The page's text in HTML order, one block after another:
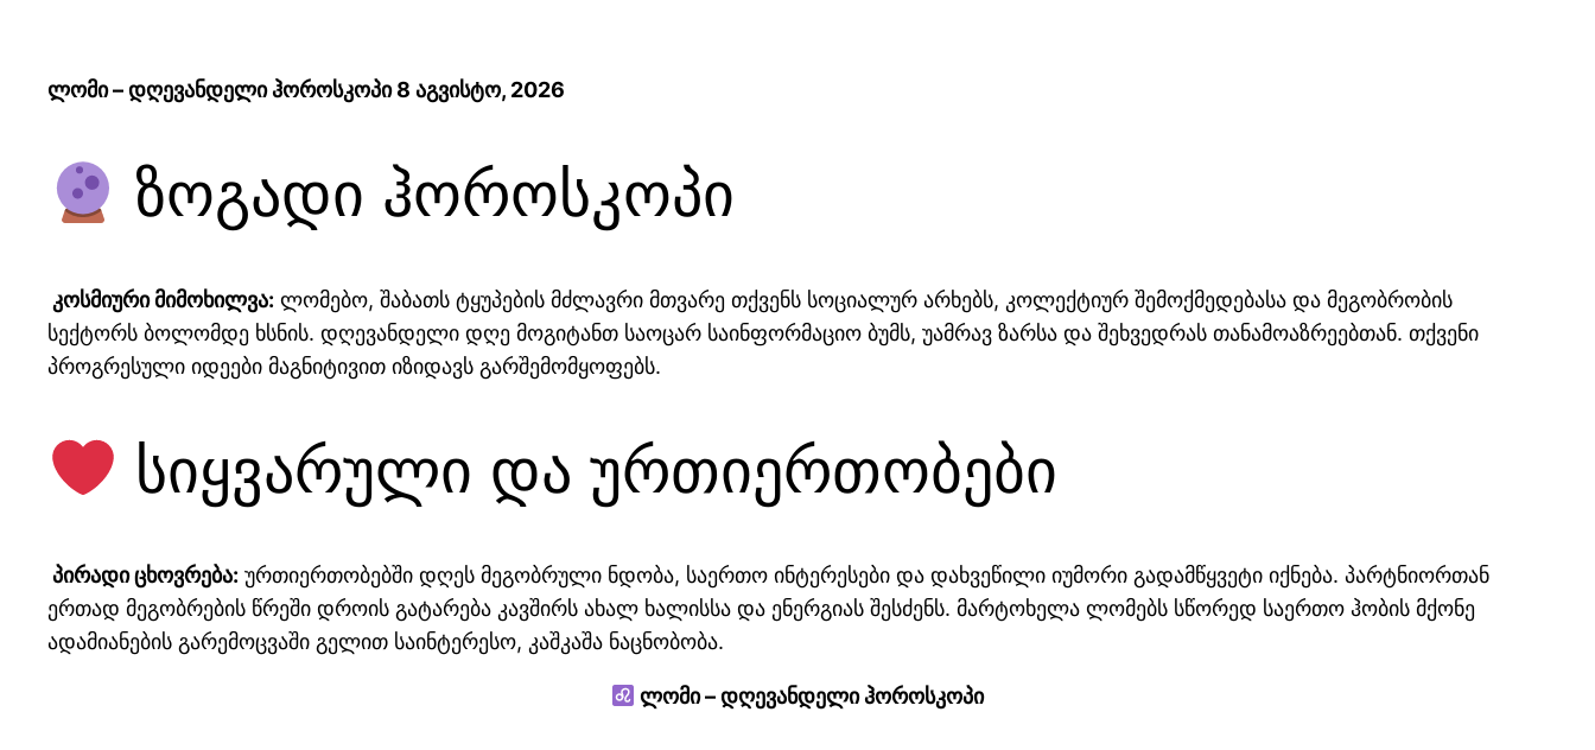
ლომი – დღევანდელი ჰოროსკოპი 8 აგვისტო, 2026
ზოგადი ჰოროსკოპი
კოსმიური მიმოხილვა: ლომებო, შაბათს ტყუპების მძლავრი მთვარე თქვენს სოციალურ არხებს, კოლექტიურ შემოქმედებასა და მეგობრობის
სექტორს ბოლომდე ხსნის. დღევანდელი დღე მოგიტანთ საოცარ საინფორმაციო ბუმს, უამრავ ზარსა და შეხვედრას თანამოაზრეებთან. თქვენი
პროგრესული იდეები მაგნიტივით იზიდავს გარშემომყოფებს.
სიყვარული და ურთიერთობები
პირადი ცხოვრება: ურთიერთობებში დღეს მეგობრული ნდობა, საერთო ინტერესები და დახვეწილი იუმორი გადამწყვეტი იქნება. პარტნიორთან
ერთად მეგობრების წრეში დროის გატარება კავშირს ახალ ხალისსა და ენერგიას შესძენს. მარტოხელა ლომებს სწორედ საერთო ჰობის მქონე
ადამიანების გარემოცვაში გელით საინტერესო, კაშკაშა ნაცნობობა.
ლომი – დღევანდელი ჰოროსკოპი